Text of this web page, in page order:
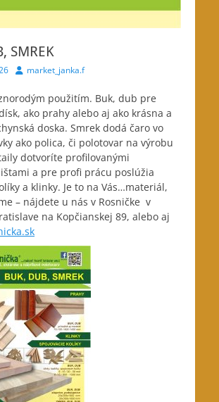
SMREK
Authormarket_janka.f
použitím. Buk, dub pre
ako prahy alebo aj ako krásna a
doska. Smrek dodá čaro vo
ako polica, či polotovar na výrobu
dotvoríte profilovanými
a pre profi prácu poslúžia
a klinky. Je to na Vás…materiál,
– nájdete u nás v Rosničke v
na Kopčianskej 89, alebo aj